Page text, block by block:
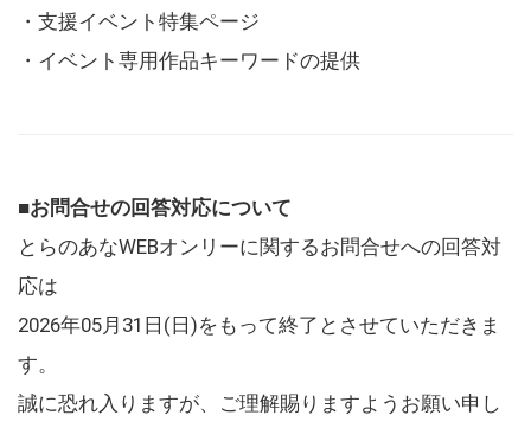
・支援イベント特集ページ
・イベント専用作品キーワードの提供
■お問合せの回答対応について
とらのあなWEBオンリーに関するお問合せへの回答対
応は
2026年05月31日(日)をもって終了とさせていただきま
す。
誠に恐れ入りますが、ご理解賜りますようお願い申し